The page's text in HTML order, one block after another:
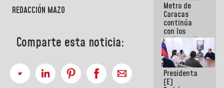
REDACCIÓN MAZO
Comparte esta noticia:
Metro de
Caracas
continúa
con los
trabajos de
mantenimiento
e inspección
en la Línea 2
Presidenta
(E)